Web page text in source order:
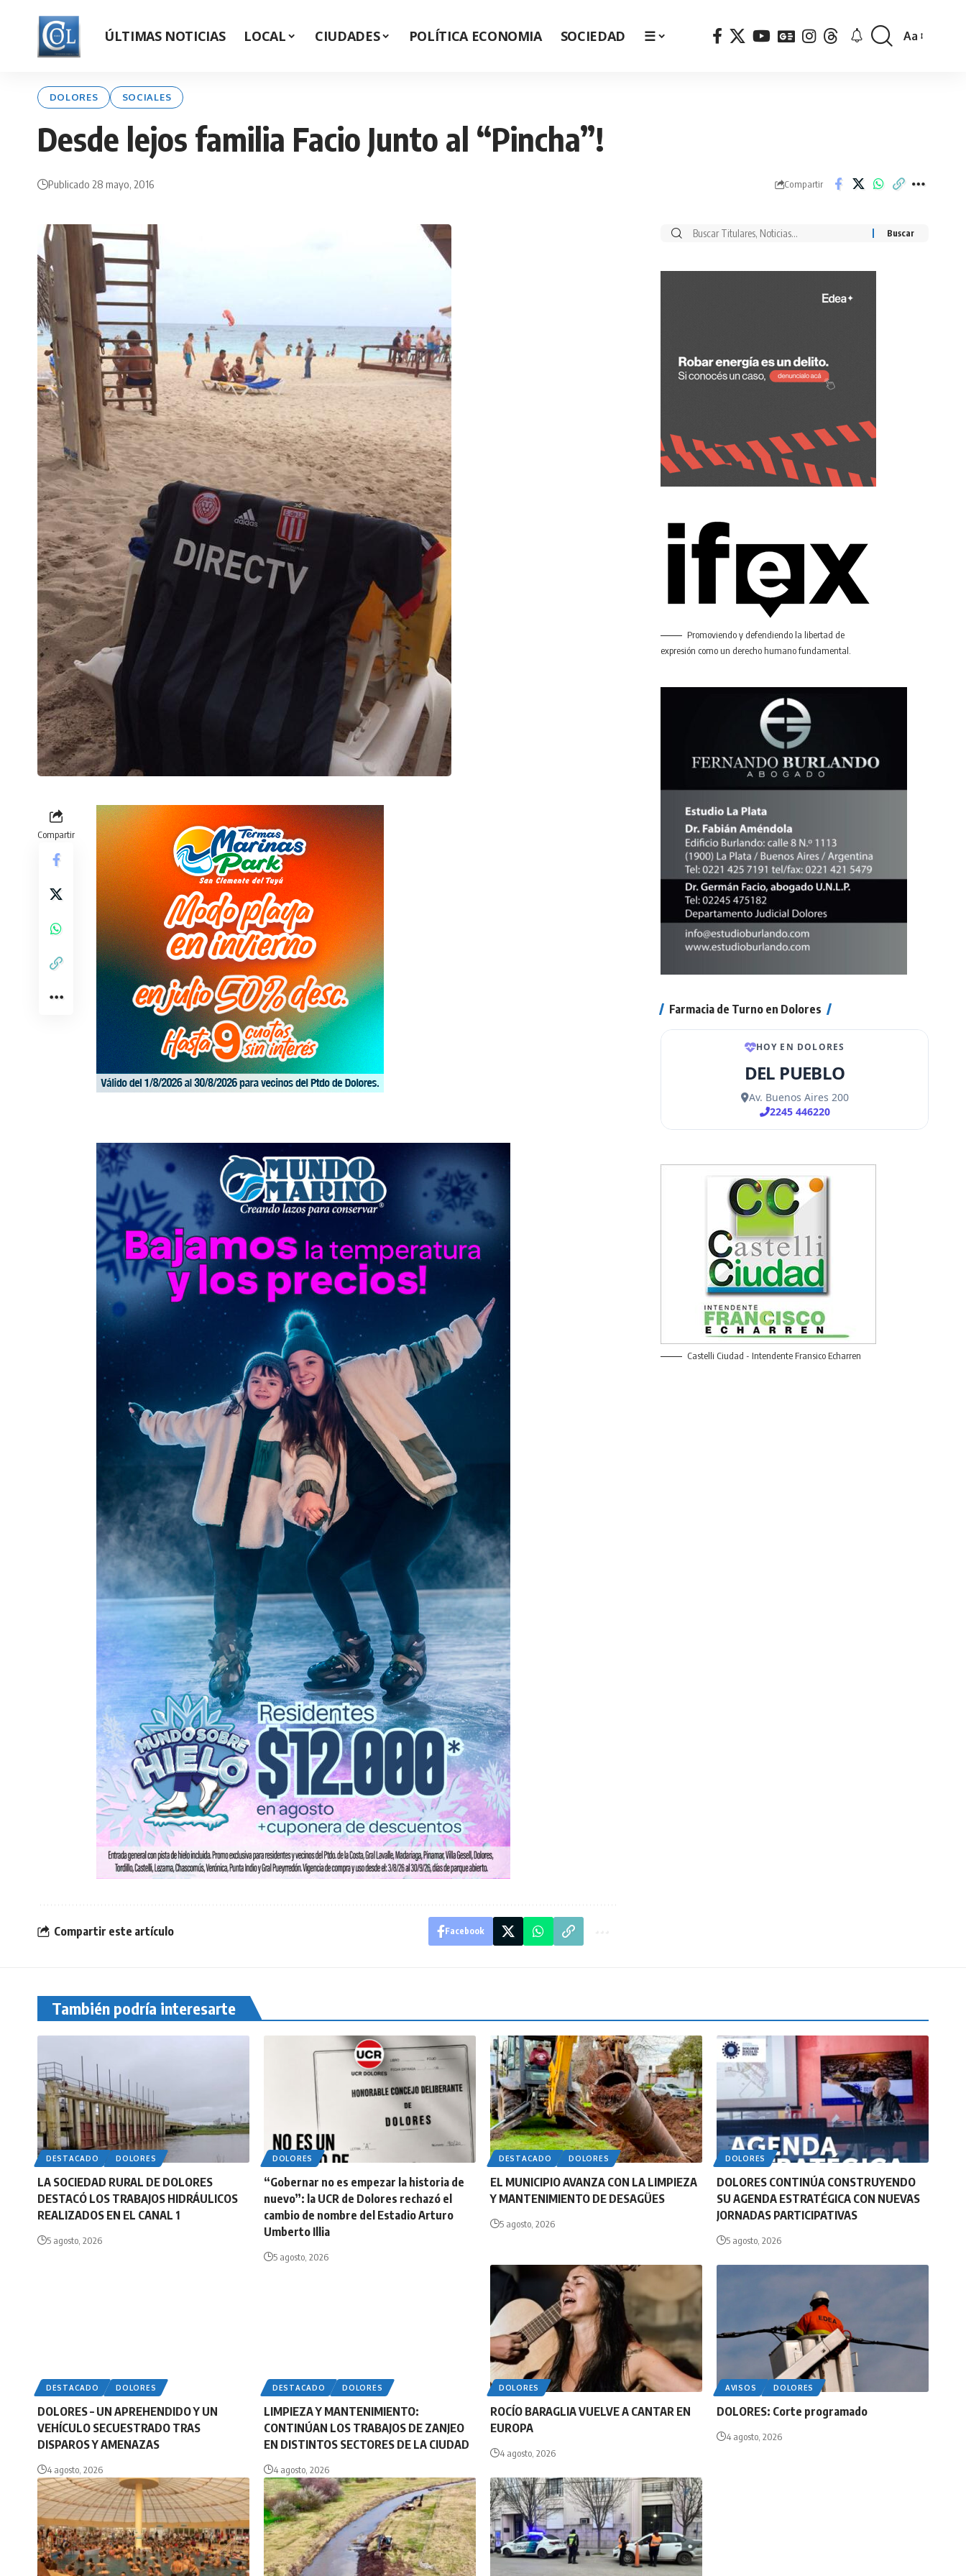
ÚLTIMAS NOTICIAS LOCAL CIUDADES POLÍTICA ECONOMIA SOCIEDAD ☰
Font
Aa
DOLORES SOCIALES
Desde lejos familia Facio Junto al “Pincha”!
Publicado 28 mayo, 2016 Compartir
Compartir
Compartir este artículo Facebook
Buscar
Promoviendo y defendiendo la libertad de
expresión como un derecho humano fundamental.
Farmacia de Turno en Dolores
Castelli Ciudad - Intendente Fransico Echarren
También podría interesarte
DESTACADO DOLORES
LA SOCIEDAD RURAL DE DOLORES
DESTACÓ LOS TRABAJOS HIDRÁULICOS
REALIZADOS EN EL CANAL 1
5 agosto, 2026
DOLORES
“Gobernar no es empezar la historia de
nuevo”: la UCR de Dolores rechazó el
cambio de nombre del Estadio Arturo
Umberto Illia
5 agosto, 2026
DESTACADO DOLORES
EL MUNICIPIO AVANZA CON LA LIMPIEZA
Y MANTENIMIENTO DE DESAGÜES
5 agosto, 2026
DOLORES
DOLORES CONTINÚA CONSTRUYENDO
SU AGENDA ESTRATÉGICA CON NUEVAS
JORNADAS PARTICIPATIVAS
5 agosto, 2026
DESTACADO DOLORES
DOLORES – UN APREHENDIDO Y UN
VEHÍCULO SECUESTRADO TRAS
DISPAROS Y AMENAZAS
4 agosto, 2026
DESTACADO DOLORES
LIMPIEZA Y MANTENIMIENTO:
CONTINÚAN LOS TRABAJOS DE ZANJEO
EN DISTINTOS SECTORES DE LA CIUDAD
4 agosto, 2026
DOLORES
ROCÍO BARAGLIA VUELVE A CANTAR EN
EUROPA
4 agosto, 2026
AVISOS DOLORES
DOLORES: Corte programado
4 agosto, 2026